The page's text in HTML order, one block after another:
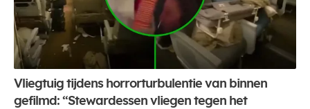
Vliegtuig tijdens horrorturbulentie van binnen
gefilmd: “Stewardessen vliegen tegen het